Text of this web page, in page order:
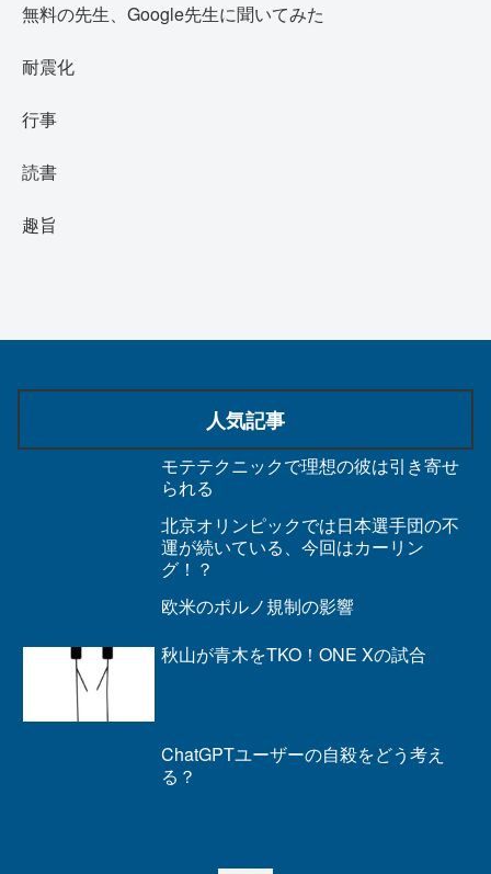
無料の先生、Google先生に聞いてみた
耐震化
行事
読書
趣旨
人気記事
モテテクニックで理想の彼は引き寄せ
られる
北京オリンピックでは日本選手団の不
運が続いている、今回はカーリン
グ！？
欧米のポルノ規制の影響
秋山が青木をTKO！ONE Xの試合
ChatGPTユーザーの自殺をどう考え
る？